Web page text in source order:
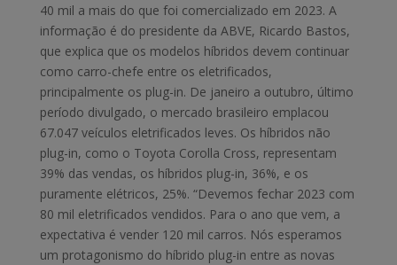
40 mil a mais do que foi comercializado em 2023. A
informação é do presidente da ABVE, Ricardo Bastos,
que explica que os modelos híbridos devem continuar
como carro-chefe entre os eletrificados,
principalmente os plug-in. De janeiro a outubro, último
período divulgado, o mercado brasileiro emplacou
67.047 veículos eletrificados leves. Os híbridos não
plug-in, como o Toyota Corolla Cross, representam
39% das vendas, os híbridos plug-in, 36%, e os
puramente elétricos, 25%. “Devemos fechar 2023 com
80 mil eletrificados vendidos. Para o ano que vem, a
expectativa é vender 120 mil carros. Nós esperamos
um protagonismo do híbrido plug-in entre as novas